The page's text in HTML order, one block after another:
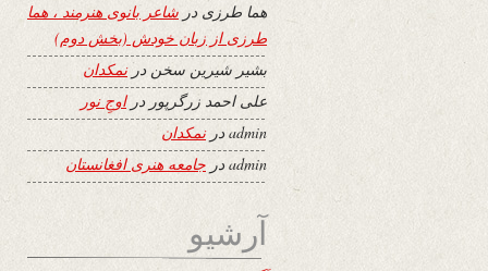
هما طرزی در شاعر بانوی هنرمند ، هما
طرزی از زبان خودش (بخش دوم)
بشیر شیرین سخن درنمکدان
علی احمد زرگرپور دراوجِ نور
adminدرنمکدان
admin در جامعه هنری افغانستان
آرشیو